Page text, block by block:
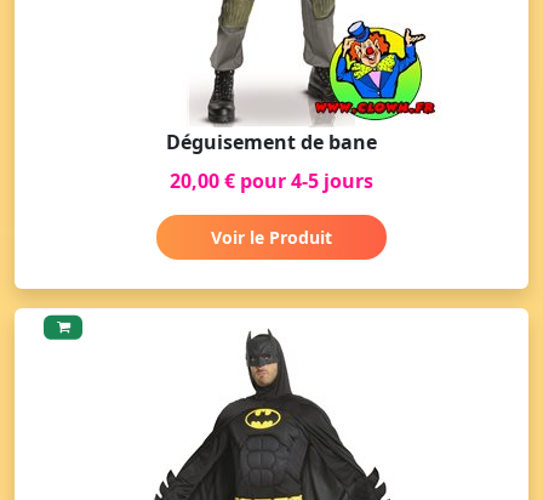
Déguisement de bane
20,00 € pour 4-5 jours
Voir le Produit